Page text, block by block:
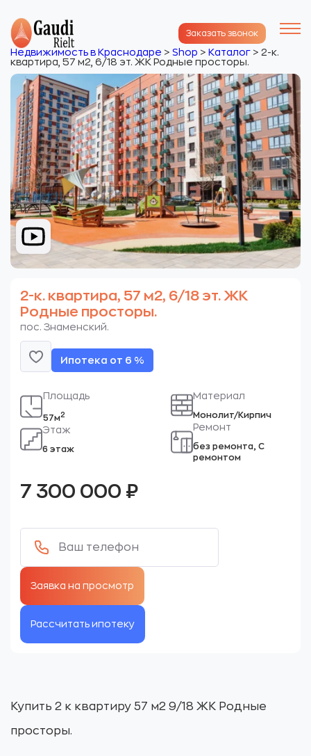
Заказать звонок
Недвижимость в Краснодаре > Shop > Каталог > 2-к.
квартира, 57 м2, 6/18 эт. ЖК Родные просторы.
2-к. квартира, 57 м2, 6/18 эт. ЖК
Родные просторы.
пос. Знаменский.
Ипотека от 6 %
Площадь
57м2
Этаж
6 этаж
Материал
Монолит/Кирпич
Ремонт
без ремонта, С
ремонтом
7 300 000 ₽
Рассчитать ипотеку
Купить 2 к квартиру 57 м2 9/18 ЖК Родные
просторы.